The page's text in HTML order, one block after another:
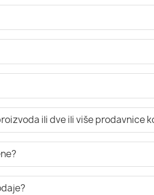
ili dve ili više prodavnice